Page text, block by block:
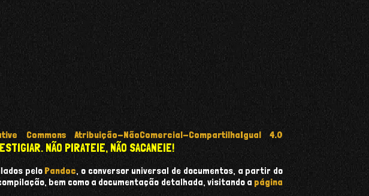
Commons Atribuição-NãoComercial-CompartilhaIgual 4.0
NÃO PIRATEIE, NÃO SACANEIE!
peloPandoc , o conversor universal de documentos, a partir do
bem como a documentação detalhada, visitando a página